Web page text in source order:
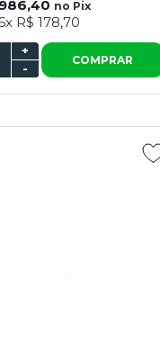
no Pix
R$ 178,70
-
+
COMPRAR